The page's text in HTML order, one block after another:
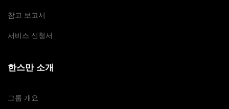
참고 보고서
서비스 신청서
한스만 소개
그룹 개요